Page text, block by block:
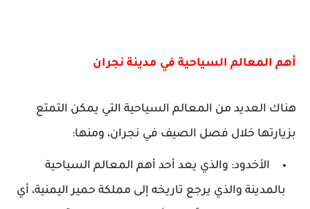
أهم المعالم السياحية في مدينة نجران
هناك العديد من المعالم السياحية التي يمكن التمتع
بزيارتها خلال فصل الصيف في نجران، ومنها:
الأخدود: والذي يعد أحد أهم المعالم السياحية
بالمدينة والذي يرجع تاريخه إلى مملكة حمير اليمنية، أي